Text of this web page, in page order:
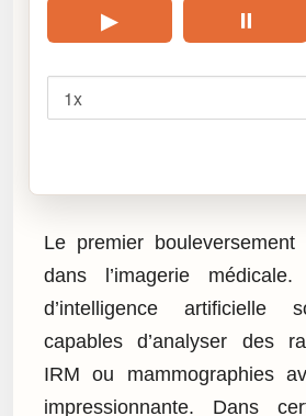
▶ ⏸
Le premier
dans l’imagerie
d’intelligence artificielle
capables d’analyser des
IRM ou mammographies
impressionnante. Dans